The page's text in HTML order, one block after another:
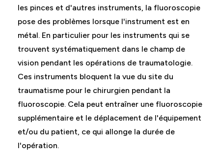
les pinces et d'autres instruments, la fluoroscopie
pose des problèmes lorsque l'instrument est en
métal. En particulier pour les instruments qui se
trouvent systématiquement dans le champ de
vision pendant les opérations de traumatologie.
Ces instruments bloquent la vue du site du
traumatisme pour le chirurgien pendant la
fluoroscopie. Cela peut entraîner une fluoroscopie
supplémentaire et le déplacement de l'équipement
et/ou du patient, ce qui allonge la durée de
l'opération.